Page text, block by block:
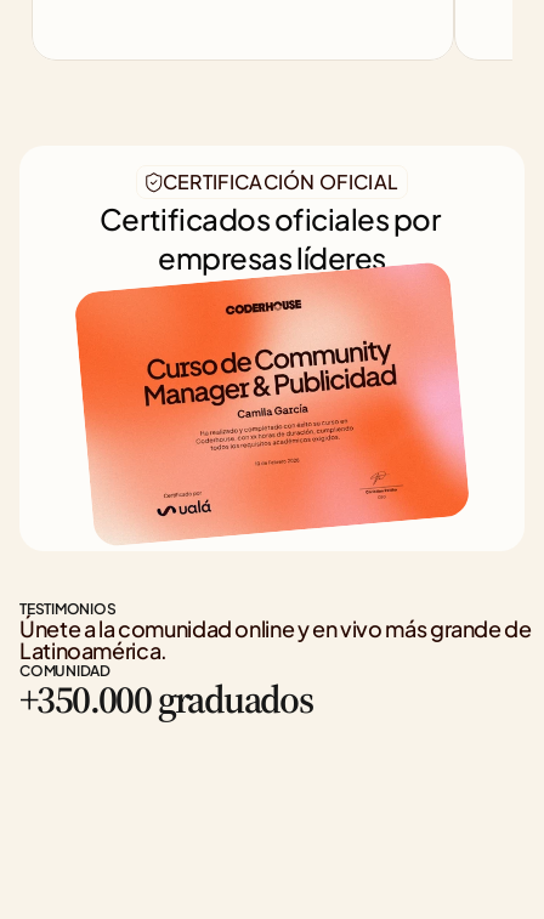
CERTIFICACIÓN OFICIAL
Certificados oficiales por
empresas líderes
TESTIMONIOS
Únete a la comunidad online y en vivo más grande de
Latinoamérica.
COMUNIDAD
+350.000 graduados